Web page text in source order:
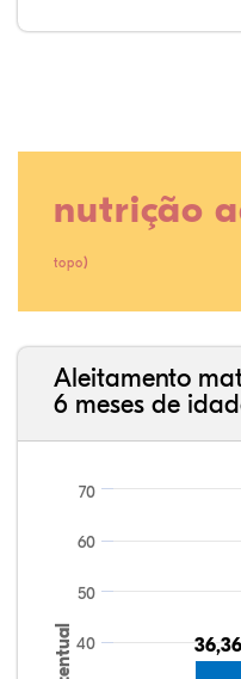
nutrição
topo)
Aleitamento
6 meses de
40
50
60
70